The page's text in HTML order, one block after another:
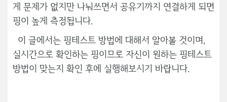
게 문제가 없지만 나눠쓰면서 공유기까지 연결하게 되면
핑이 높게 측정됩니다.
이 글에서는 핑테스트 방법에 대해서 알아볼 것이며,
실시간으로 확인하는 핑이므로 자신이 원하는 핑테스트
방법이 맞는지 확인 후에 실행해보시기 바랍니다.